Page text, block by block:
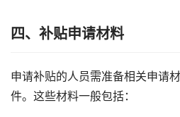
四、补贴申请材料
申请补贴的人员需准备相关申请
件。这些材料一般包括：